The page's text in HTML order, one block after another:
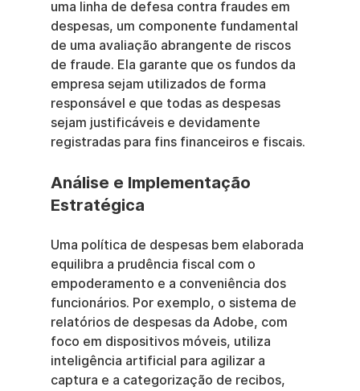
uma linha de defesa contra fraudes em
despesas, um componente fundamental
de uma avaliação abrangente de riscos
de fraude. Ela garante que os fundos da
empresa sejam utilizados de forma
responsável e que todas as despesas
sejam justificáveis e devidamente
registradas para fins financeiros e fiscais.
Análise e Implementação
Estratégica
Uma política de despesas bem elaborada
equilibra a prudência fiscal com o
empoderamento e a conveniência dos
funcionários. Por exemplo, o sistema de
relatórios de despesas da Adobe, com
foco em dispositivos móveis, utiliza
inteligência artificial para agilizar a
captura e a categorização de recibos,